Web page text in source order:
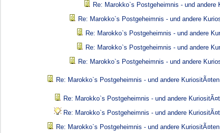
Re: Marokko`s Postgeheimnis - und andere
Re: Marokko`s Postgeheimnis - und andere
Re: Marokko`s Postgeheimnis - und andere
Re: Marokko`s Postgeheimnis - und andere
Re: Marokko`s Postgeheimnis - und andere
Re: Marokko`s Postgeheimnis - und andere KuriositÃ¤ten
Re: Marokko`s Postgeheimnis - und andere
Re: Marokko`s Postgeheimnis - und andere
Re: Marokko`s Postgeheimnis - und andere KuriositÃ¤ten